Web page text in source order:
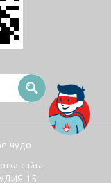
чудо
сайта:
15